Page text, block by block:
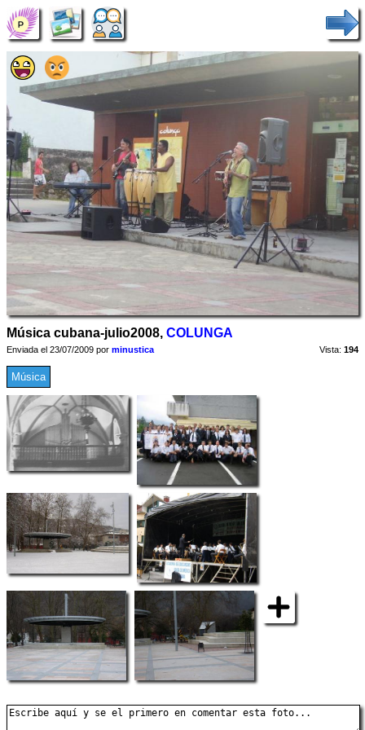
Música cubana-julio2008, COLUNGA
Enviada el 23/07/2009 por minustica Vista: 194
Música